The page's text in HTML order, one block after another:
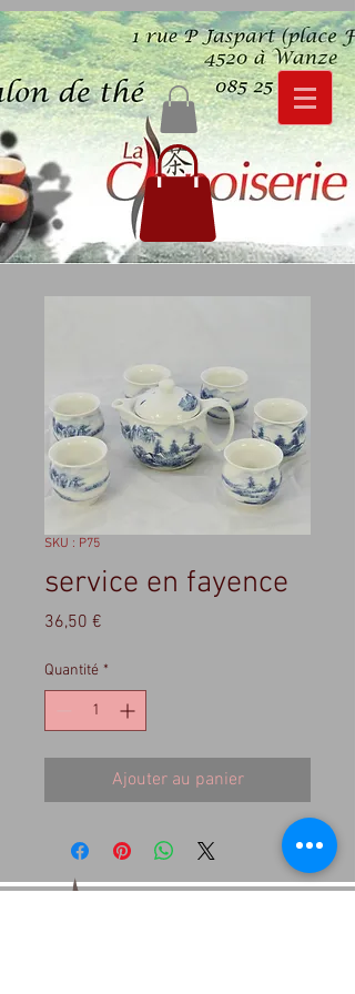
SKU : P75
service en fayence
36,50 €
Quantité *
Ajouter au panier